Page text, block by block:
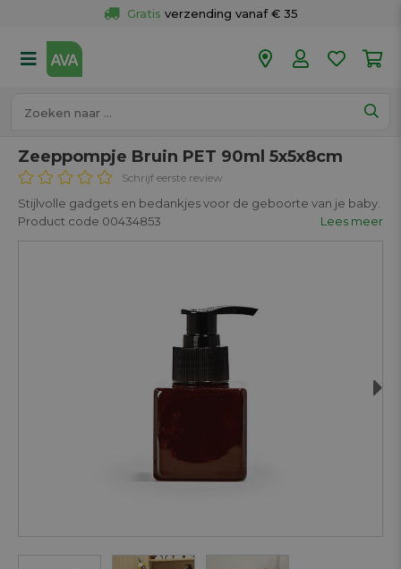
Gratis verzending vanaf € 35
50 winkels
Zeeppompje Bruin PET 90ml 5x5x8cm
Schrijf eerste review
Stijlvolle gadgets en bedankjes voor de geboorte van je baby.
Product code 00434853
Lees meer